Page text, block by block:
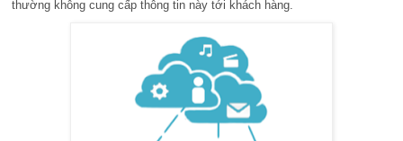
thường không cung cấp thông tin này tới khách hàng.